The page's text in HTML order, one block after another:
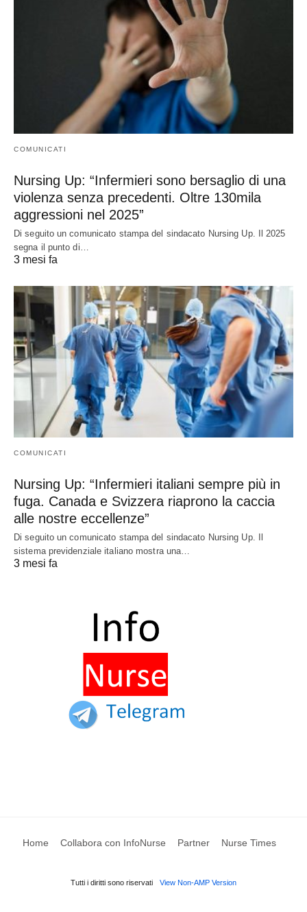
COMUNICATI
Nursing Up: “Infermieri sono bersaglio di una
violenza senza precedenti. Oltre 130mila
aggressioni nel 2025”
Di seguito un comunicato stampa del sindacato Nursing Up. Il 2025
segna il punto di…
3 mesi fa
COMUNICATI
Nursing Up: “Infermieri italiani sempre più in
fuga. Canada e Svizzera riaprono la caccia
alle nostre eccellenze”
Di seguito un comunicato stampa del sindacato Nursing Up. Il
sistema previdenziale italiano mostra una…
3 mesi fa
Home Collabora con InfoNurse Partner Nurse Times
Tutti i diritti sono riservati View Non-AMP Version